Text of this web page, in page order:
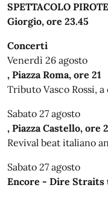
SPETTACOLO
Giorgio, ore 23.45
Concerti
Venerdì 26 agosto
, Piazza Roma, ore 21
Tributo Vasco Rossi,
Sabato 27 agosto
, Piazza Castello, ore
Revival beat italiano
Sabato 27 agosto
Encore - Dire Straits